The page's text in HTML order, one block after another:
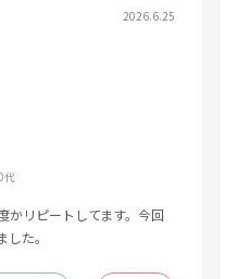
2026.6.25
代
かリピートしてます。今回
た。